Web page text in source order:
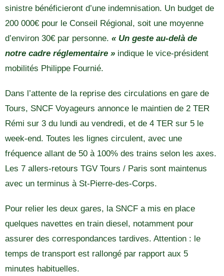
sinistre bénéficieront d’une indemnisation. Un budget de
200 000€ pour le Conseil Régional, soit une moyenne
d’environ 30€ par personne. « Un geste au-delà de
notre cadre réglementaire » indique le vice-président
mobilités Philippe Fournié.
Dans l’attente de la reprise des circulations en gare de
Tours, SNCF Voyageurs annonce le maintien de 2 TER
Rémi sur 3 du lundi au vendredi, et de 4 TER sur 5 le
week-end. Toutes les lignes circulent, avec une
fréquence allant de 50 à 100% des trains selon les axes.
Les 7 allers-retours TGV Tours / Paris sont maintenus
avec un terminus à St-Pierre-des-Corps.
Pour relier les deux gares, la SNCF a mis en place
quelques navettes en train diesel, notamment pour
assurer des correspondances tardives. Attention : le
temps de transport est rallongé par rapport aux 5
minutes habituelles.